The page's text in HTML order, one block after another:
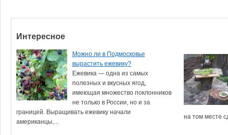
Интересное
Можно ли в Подмосковье
вырастить ежевику?
Ежевика — одна из самых
полезных и вкусных ягод,
имеющая множество поклонников
не только в России, но и за
границей. Выращивать ежевику начали
американцы,...
на том месте